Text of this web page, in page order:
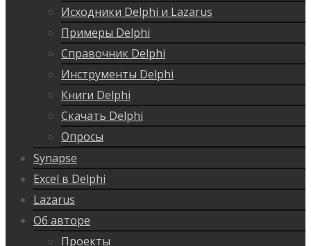
Исходники Delphi и Lazarus
Примеры Delphi
Справочник Delphi
Инструменты Delphi
Книги Delphi
Скачать Delphi
Опросы
Synapse
Excel в Delphi
Lazarus
Об авторе
Проекты